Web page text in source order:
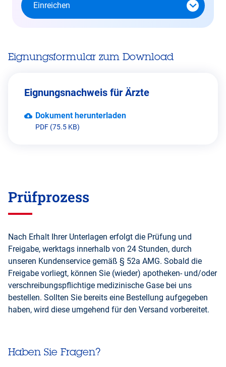
Einreichen
Eignungsformular zum Download
Eignungsnachweis für Ärzte
Dokument herunterladen
PDF (75.5 KB)
Prüfprozess
Nach Erhalt Ihrer Unterlagen erfolgt die Prüfung und
Freigabe, werktags innerhalb von 24 Stunden, durch
unseren Kundenservice gemäß § 52a AMG. Sobald die
Freigabe vorliegt, können Sie (wieder) apotheken- und/oder
verschreibungspflichtige medizinische Gase bei uns
bestellen. Sollten Sie bereits eine Bestellung aufgegeben
haben, wird diese umgehend für den Versand vorbereitet.
Haben Sie Fragen?